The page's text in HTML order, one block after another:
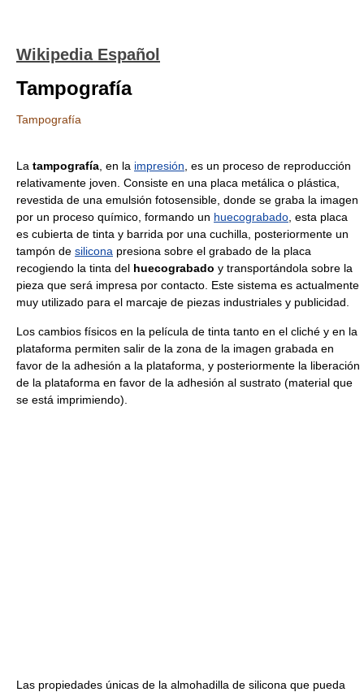
Wikipedia Español
Tampografía
Tampografía
La tampografía , en la impresión , es un proceso de reproducción
relativamente joven. Consiste en una placa metálica o plástica,
revestida de una emulsión fotosensible, donde se graba la imagen
por un proceso químico, formando un huecograbado , esta placa
es cubierta de tinta y barrida por una cuchilla, posteriormente un
tampón de silicona presiona sobre el grabado de la placa
recogiendo la tinta del huecograbado y transportándola sobre la
pieza que será impresa por contacto. Este sistema es actualmente
muy utilizado para el marcaje de piezas industriales y publicidad.
Los cambios físicos en la película de tinta tanto en el cliché y en la
plataforma permiten salir de la zona de la imagen grabada en
favor de la adhesión a la plataforma, y posteriormente la liberación
de la plataforma en favor de la adhesión al sustrato (material que
se está imprimiendo).
Las propiedades únicas de la almohadilla de silicona que pueda